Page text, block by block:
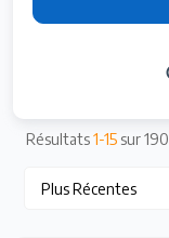
Résultats1-15 sur 190
Plus Récentes